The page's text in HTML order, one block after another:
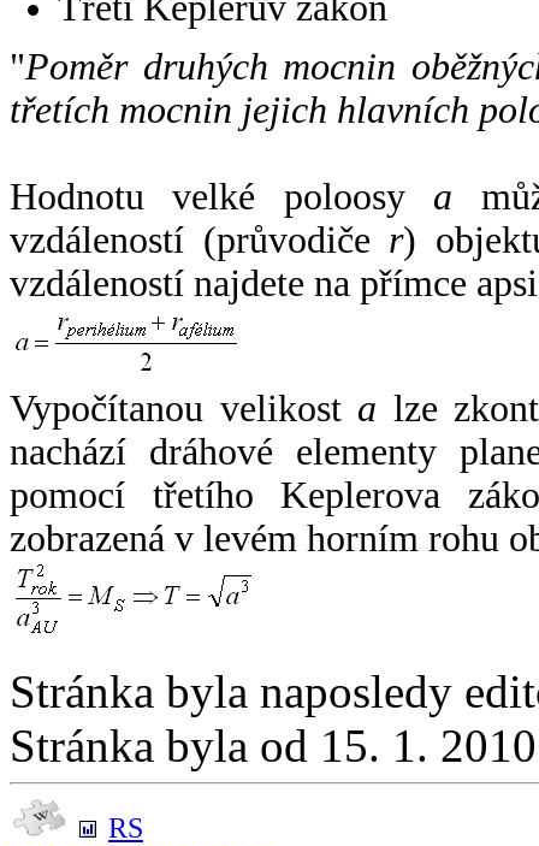
"Poměr druhých mocnin
třetích mocnin jejich hlavních
Hodnotu velké poloosy a
vzdáleností (průvodiče r)
vzdáleností najdete na přímce
Vypočítanou velikost a lze
nachází dráhové elementy
pomocí třetího Keplerova
zobrazená v levém horním rohu
Stránka byla naposledy
Stránka byla od 15. 1.
RS